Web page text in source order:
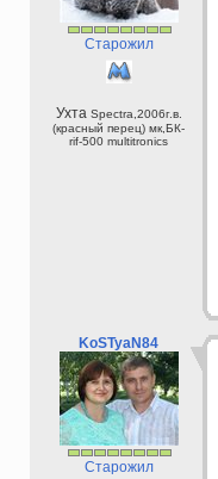
Старожил
Ухта Spectra,2006г.в.
(красный перец) мк,БК-
rif-500 multitronics
KoSTyaN84
Старожил